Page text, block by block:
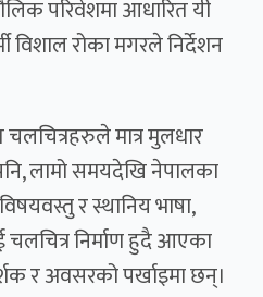
परिवेशमा आधारित यी
विशाल रोका मगरले निर्देशन
चलचित्रहरुले मात्र मुलधार
लामो समयदेखि नेपालका
र स्थानिय भाषा,
चलचित्र निर्माण हुदै आएका
र अवसरको पर्खाइमा छन्।